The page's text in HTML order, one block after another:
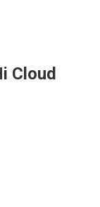
Cloud